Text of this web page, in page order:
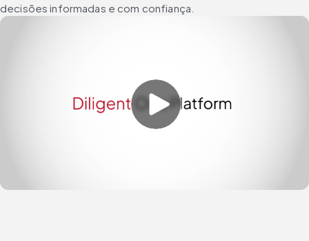
decisões informadas e com confiança.